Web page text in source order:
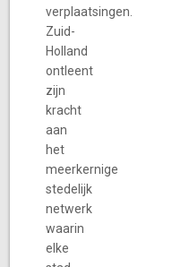
verplaatsingen.
Zuid-
Holland
ontleent
zijn
kracht
aan
het
meerkernige
stedelijk
netwerk
waarin
elke